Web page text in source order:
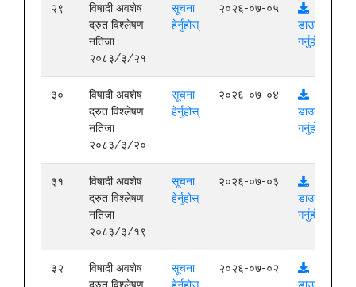
२९
विषादी अवशेष
द्रुत विश्लेषण
नतिजा
२०८३/३/२१
सूचना
हेर्नुहोस्
२०२६-०७-०५
डाउनलोड
गर्नुहोस्
३०
विषादी अवशेष
द्रुत विश्लेषण
नतिजा
२०८३/३/२०
सूचना
हेर्नुहोस्
२०२६-०७-०४
डाउनलोड
गर्नुहोस्
३१
विषादी अवशेष
द्रुत विश्लेषण
नतिजा
२०८३/३/१९
सूचना
हेर्नुहोस्
२०२६-०७-०३
डाउनलोड
गर्नुहोस्
३२
विषादी अवशेष
सूचना
२०२६-०७-०२